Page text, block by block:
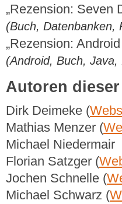
„Rezension: Seven
(Buch, Datenbanken,
„Rezension:
(Android, Buch,
Autoren
Dirk Deimeke (
Mathias Menzer (
Michael Niedermair
Florian Satzger (
Jochen Schnelle (
Michael Schwarz (